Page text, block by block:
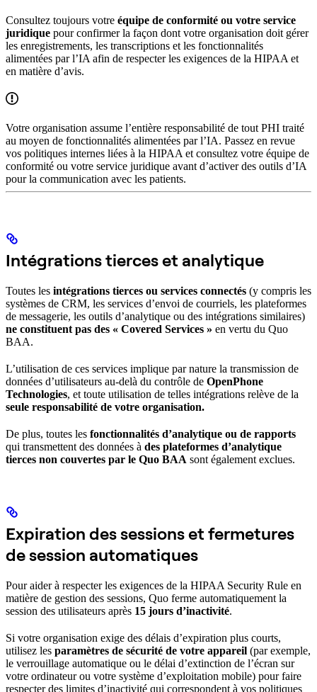
Consultez toujours votre équipe de conformité ou votre service
juridique pour confirmer la façon dont votre organisation doit gérer
les enregistrements, les transcriptions et les fonctionnalités
alimentées par l’IA afin de respecter les exigences de la HIPAA et
en matière d’avis.
Votre organisation assume l’entière responsabilité de tout PHI traité
au moyen de fonctionnalités alimentées par l’IA. Passez en revue
vos politiques internes liées à la HIPAA et consultez votre équipe de
conformité ou votre service juridique avant d’activer des outils d’IA
pour la communication avec les patients.
Intégrations tierces et analytique
Toutes les intégrations tierces ou services connectés (y compris les
systèmes de CRM, les services d’envoi de courriels, les plateformes
de messagerie, les outils d’analytique ou des intégrations similaires)
ne constituent pas des « Covered Services » en vertu du Quo
BAA.
L’utilisation de ces services implique par nature la transmission de
données d’utilisateurs au‑delà du contrôle de OpenPhone
Technologies, et toute utilisation de telles intégrations relève de la
seule responsabilité de votre organisation.
De plus, toutes les fonctionnalités d’analytique ou de rapports
qui transmettent des données à des plateformes d’analytique
tierces non couvertes par le Quo BAA sont également exclues.
Expiration des sessions et fermetures
de session automatiques
Pour aider à respecter les exigences de la HIPAA Security Rule en
matière de gestion des sessions, Quo ferme automatiquement la
session des utilisateurs après 15 jours d’inactivité.
Si votre organisation exige des délais d’expiration plus courts,
utilisez les paramètres de sécurité de votre appareil (par exemple,
le verrouillage automatique ou le délai d’extinction de l’écran sur
votre ordinateur ou votre système d’exploitation mobile) pour faire
respecter des limites d’inactivité qui correspondent à vos politiques